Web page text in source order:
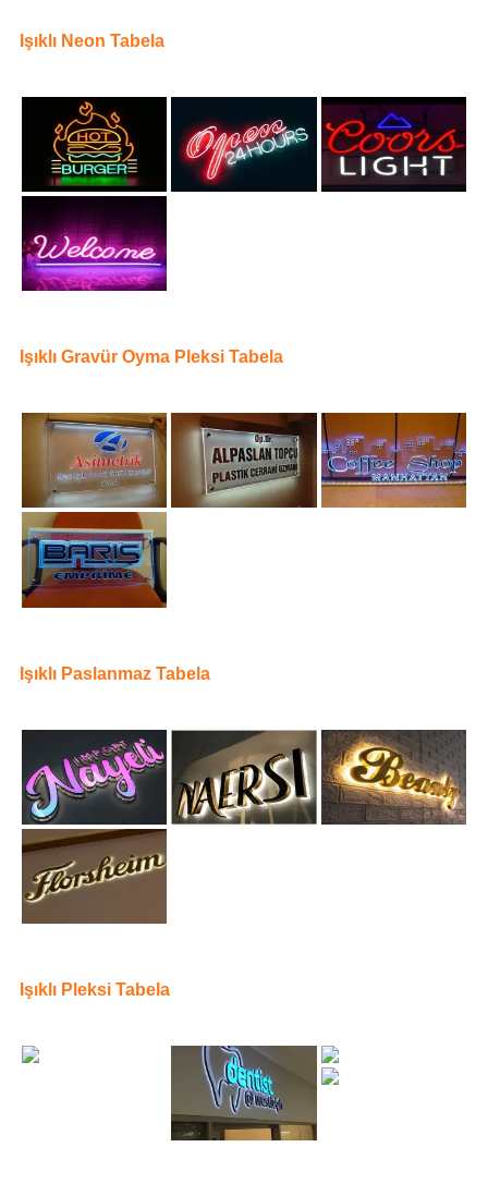
Işıklı Neon Tabela
Işıklı Gravür Oyma Pleksi Tabela
Işıklı Paslanmaz Tabela
Işıklı Pleksi Tabela